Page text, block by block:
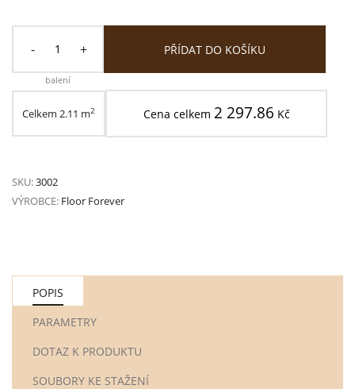
- +
balení
PŘÍDAT DO KOŠÍKU
Celkem 2.11 m2 Cena celkem 2 297.86 Kč
SKU:3002
VÝROBCE: Floor Forever
POPIS
PARAMETRY
DOTAZ K PRODUKTU
SOUBORY KE STAŽENÍ